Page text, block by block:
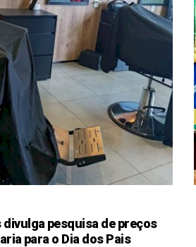
pesquisa de preços
para o Dia dos Pais